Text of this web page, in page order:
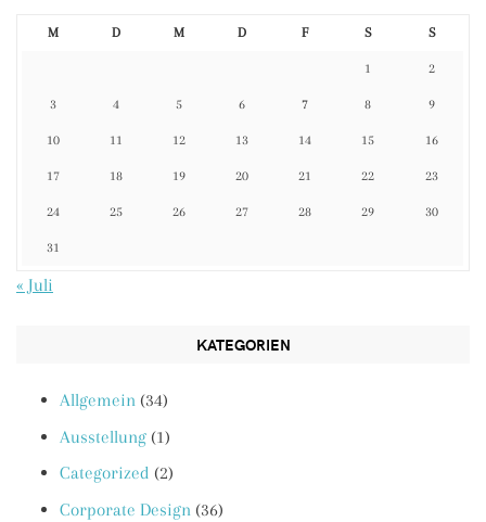
M D M D F S S
1 2
3 4 5 6 7 8 9
10 11 12 13 14 15 16
17 18 19 20 21 22 23
24 25 26 27 28 29 30
31
« Juli
KATEGORIEN
Allgemein (34)
Ausstellung (1)
Categorized (2)
Corporate Design (36)